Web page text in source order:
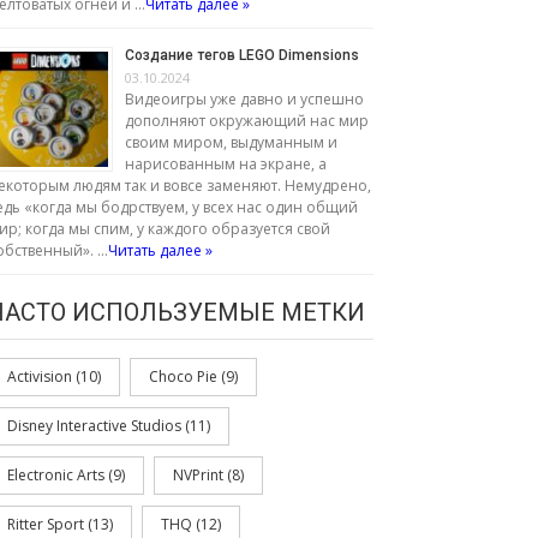
Создание тегов LEGO Dimensions
03.10.2024
Видеоигры уже давно и успешно
дополняют окружающий нас мир
своим миром, выдуманным и
нарисованным на экране, а
людям так и вовсе заменяют. Немудрено,
«когда мы бодрствуем, у всех нас один общий
когда мы спим, у каждого образуется свой
…Читать далее »
ИСПОЛЬЗУЕМЫЕ МЕТКИ
Activision (10) Choco Pie (9)
Disney Interactive Studios (11)
Electronic Arts (9) NVPrint (8)
Ritter Sport (13) THQ (12)